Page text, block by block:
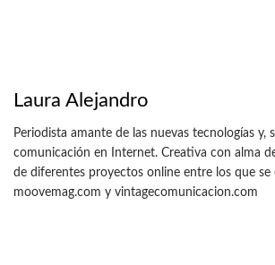
Laura Alejandro
Periodista amante de las nuevas tecnologías y,
comunicación en Internet. Creativa con alma
de diferentes proyectos online entre los que se
moovemag.com y vintagecomunicacion.com